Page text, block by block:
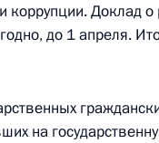
в Трудовой кодекс
от 26.07.2026
коррупции. Доклад
до 1 апреля.
на